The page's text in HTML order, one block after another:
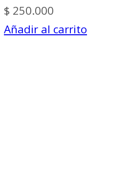
$ 250.000
Añadir al carrito